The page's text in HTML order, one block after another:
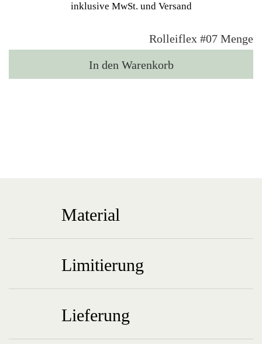
inklusive MwSt. und Versand
Rolleiflex #07 Menge
In den Warenkorb
Material
Limitierung
Lieferung